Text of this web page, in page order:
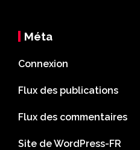
Méta
Connexion
Flux des publications
Flux des commentaires
Site de WordPress-FR